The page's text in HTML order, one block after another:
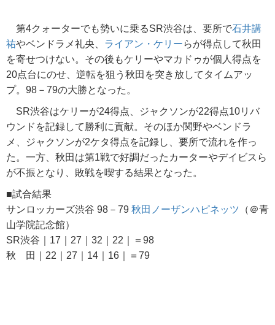
第4クォーターでも勢いに乗るSR渋谷は、要所で石井講
祐やベンドラメ礼央、 ライアン・ケリーらが得点して秋田
を寄せつけない。その後もケリーやマカドゥが個人得点を
20点台にのせ、逆転を狙う秋田を突き放してタイムアッ
プ。98－79の大勝となった。
SR渋谷はケリーが24得点、ジャクソンが22得点10リバ
ウンドを記録して勝利に貢献。そのほか関野やベンドラ
メ、ジャクソンが2ケタ得点を記録し、要所で流れを作っ
た。一方、秋田は第1戦で好調だったカーターやデイビスら
が不振となり、敗戦を喫する結果となった。
■試合結果
サンロッカーズ渋谷 98－79 秋田ノーザンハピネッツ （＠青
山学院記念館）
SR渋谷｜17｜27｜32｜22｜＝98
秋 田｜22｜27｜14｜16｜＝79